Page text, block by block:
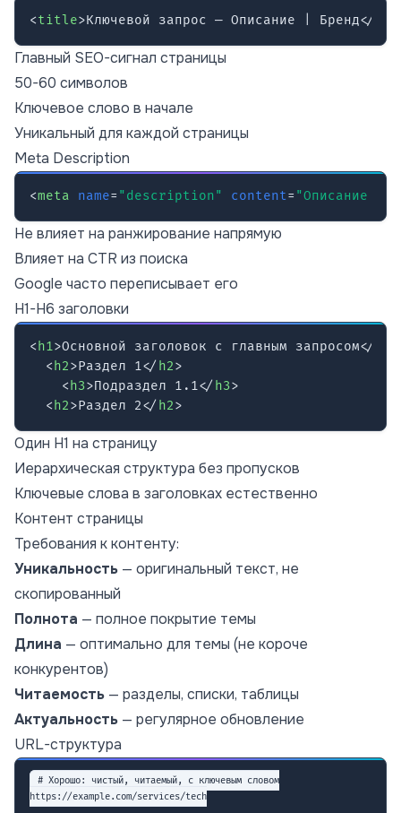
<title>Ключевой запрос — Описание | Бренд</
Главный SEO-сигнал страницы
50-60 символов
Ключевое слово в начале
Уникальный для каждой страницы
Meta Description
<meta name= "description" content= "Описание
Не влияет на ранжирование напрямую
Влияет на CTR из поиска
Google часто переписывает его
H1-H6 заголовки
<h1>Основной заголовок с главным запросом</
<h2>Раздел 1</ h2>
<h3>Подраздел 1.1</ h3>
<h2>Раздел 2</ h2>
Один H1 на страницу
Иерархическая структура без пропусков
Ключевые слова в заголовках естественно
Контент страницы
Требования к контенту:
Уникальность — оригинальный текст, не
скопированный
Полнота — полное покрытие темы
Длина — оптимально для темы (не короче
конкурентов)
Читаемость — разделы, списки, таблицы
Актуальность — регулярное обновление
URL-структура
# Хорошо: чистый, читаемый, с ключевым словом
https://example.com/services/tech